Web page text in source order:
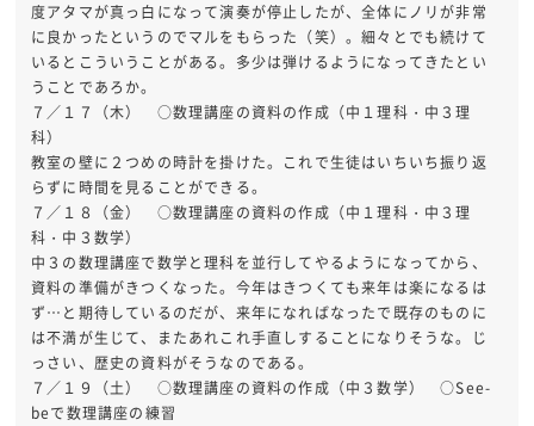
度アタマが真っ白になって演奏が停止したが、全体にノリが非常
に良かったというのでマルをもらった（笑）。細々とでも続けて
いるとこういうことがある。多少は弾けるようになってきたとい
うことであろか。
７／１７（木） ○数理講座の資料の作成（中１理科・中３理
科）
教室の壁に２つめの時計を掛けた。これで生徒はいちいち振り返
らずに時間を見ることができる。
７／１８（金） ○数理講座の資料の作成（中１理科・中３理
科・中３数学）
中３の数理講座で数学と理科を並行してやるようになってから、
資料の準備がきつくなった。今年はきつくても来年は楽になるは
ず…と期待しているのだが、来年になればなったで既存のものに
は不満が生じて、またあれこれ手直しすることになりそうな。じ
っさい、歴史の資料がそうなのである。
７／１９（土） ○数理講座の資料の作成（中３数学） ○See-
beで数理講座の練習